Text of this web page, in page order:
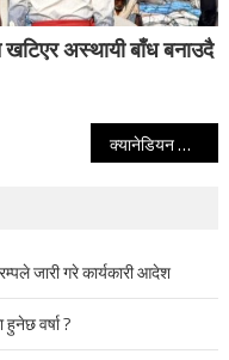
अस्थायी बाँध बनाउदै
क्यानेडियन नागरिक विद्यालय बनाउन दाङका गाउँगाउँमा
जारी गरे कार्यकारी आदेश
वर्षा ?